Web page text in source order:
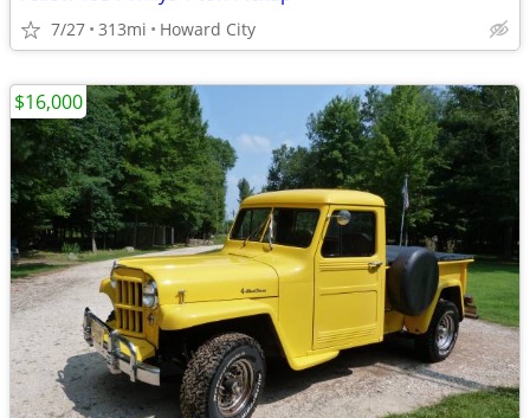
7/27 313mi Howard City
$16,000